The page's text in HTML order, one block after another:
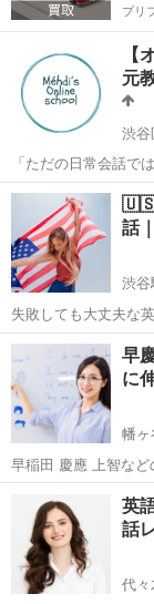
プリ
【
元
渋谷
「ただの日常会話で
「世界のニュース、
と「科学」を英語で
東京 渋谷区
🇺🇸
話
渋谷
失敗しても大丈夫な英会話 🌟 「間違えるのが恥ず
だと思われたらどう
てしまっていませんか？ でも、ちょっと考えてみてくださ
んが言葉を覚えると
東京 渋谷区
早
に
幡ヶ
早稲田 慶應 上智など
英語と日本語の両方
めることができます
ていきます。 ネ...
英
話
代々